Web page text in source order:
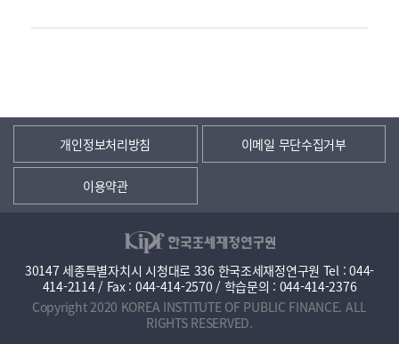
개인정보처리방침 이메일 무단수집거부
이용약관
30147 세종특별자치시 시청대로 336 한국조세재정연구원 Tel : 044-
414-2114 / Fax : 044-414-2570 / 학습문의 : 044-414-2376
Copyright 2020 KOREA INSTITUTE OF PUBLIC FINANCE. ALL
RIGHTS RESERVED.